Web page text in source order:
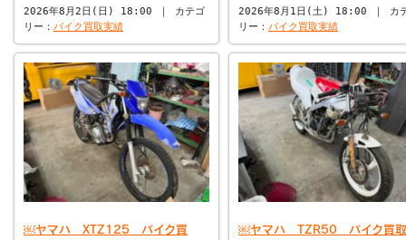
2026年8月2日(日) 18:00 ｜ カテゴ
リー： バイク買取実績
2026年8月1日(土) 18:00 ｜ カ
リー： バイク買取実績
￼ヤマハ XTZ125 バイク買
￼ヤマハ TZR50 バイク買